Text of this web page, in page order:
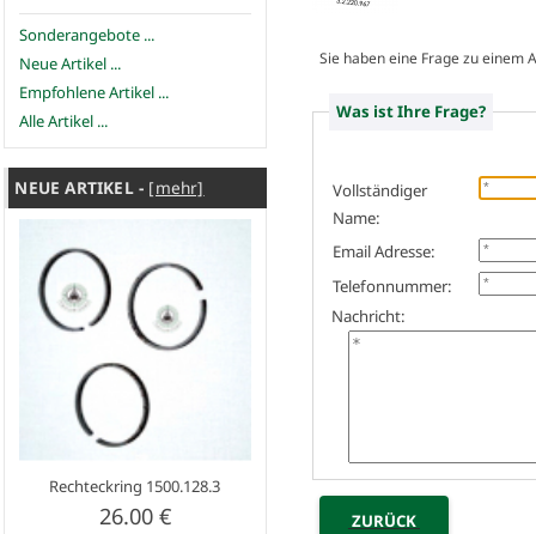
Sonderangebote ...
Neue Artikel ...
Empfohlene Artikel ...
Alle Artikel ...
NEUE ARTIKEL - [mehr]
Rechteckring 1500.128.3
26.00 €
Sie haben eine Frage zu einem
Was ist Ihre Frage?
Vollständiger
Name:
Email Adresse:
Telefonnummer:
Nachricht:
ZURÜCK